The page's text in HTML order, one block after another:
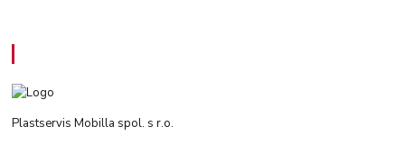
Plastservis Mobilla spol. s r.o.